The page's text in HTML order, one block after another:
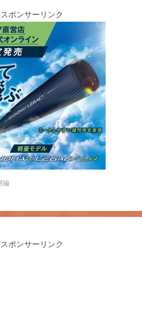
スポンサーリンク
編
スポンサーリンク